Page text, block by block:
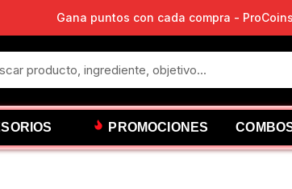
activas terminan en 03días : 13horas : 51min
PROMOCIONES